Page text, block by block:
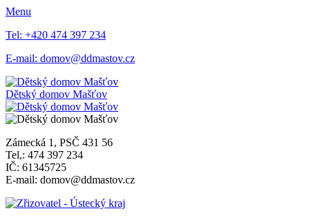
Menu
Tel: +420 474 397 234
E-mail: domov@ddmastov.cz
Dětský domov Mašťov
Zámecká 1, PSČ 431 56
Tel,: 474 397 234
IČ: 61345725
E-mail: domov@ddmastov.cz